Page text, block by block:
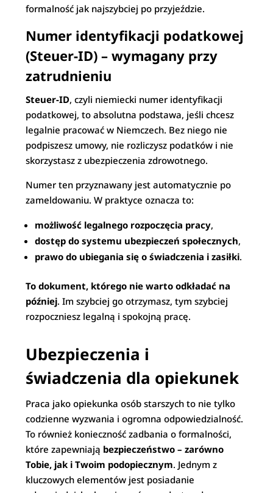
formalność jak najszybciej po przyjeździe.
Numer identyfikacji podatkowej
(Steuer-ID) – wymagany przy
zatrudnieniu
Steuer-ID, czyli niemiecki numer identyfikacji
podatkowej, to absolutna podstawa, jeśli chcesz
legalnie pracować w Niemczech. Bez niego nie
podpiszesz umowy, nie rozliczysz podatków i nie
skorzystasz z ubezpieczenia zdrowotnego.
Numer ten przyznawany jest automatycznie po
zameldowaniu. W praktyce oznacza to:
możliwość legalnego rozpoczęcia pracy,
dostęp do systemu ubezpieczeń społecznych,
prawo do ubiegania się o świadczenia i zasiłki.
To dokument, którego nie warto odkładać na
później. Im szybciej go otrzymasz, tym szybciej
rozpoczniesz legalną i spokojną pracę.
Ubezpieczenia i
świadczenia dla opiekunek
Praca jako opiekunka osób starszych to nie tylko
codzienne wyzwania i ogromna odpowiedzialność.
To również konieczność zadbania o formalności,
które zapewniają bezpieczeństwo – zarówno
Tobie, jak i Twoim podopiecznym. Jednym z
kluczowych elementów jest posiadanie